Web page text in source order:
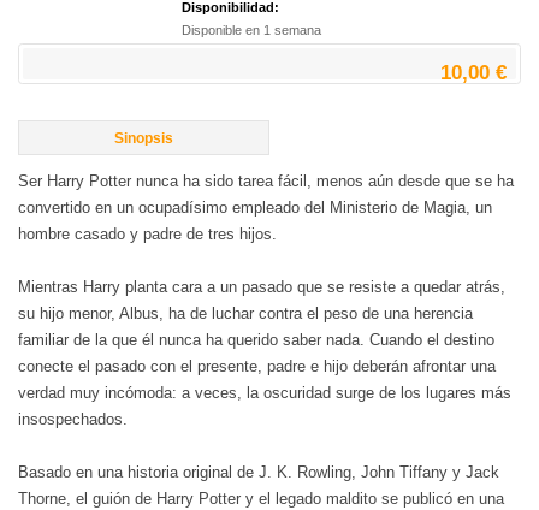
Disponibilidad:
Disponible en 1 semana
10,00 €
Sinopsis
Ser Harry Potter nunca ha sido tarea fácil, menos aún desde que se ha
convertido en un ocupadísimo empleado del Ministerio de Magia, un
hombre casado y padre de tres hijos.
Mientras Harry planta cara a un pasado que se resiste a quedar atrás,
su hijo menor, Albus, ha de luchar contra el peso de una herencia
familiar de la que él nunca ha querido saber nada. Cuando el destino
conecte el pasado con el presente, padre e hijo deberán afrontar una
verdad muy incómoda: a veces, la oscuridad surge de los lugares más
insospechados.
Basado en una historia original de J. K. Rowling, John Tiffany y Jack
Thorne, el guión de Harry Potter y el legado maldito se publicó en una